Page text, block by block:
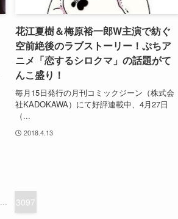
花江夏樹＆梅原裕一郎W主演で紡ぐ
空前絶後のラブストーリー！ぷちア
ニメ「恋するシロクマ」の話題がて
んこ盛り！
毎月15日発行の月刊コミックジーン（株式会
社KADOKAWA）にて好評連載中、4月27日
（...
2018.4.13
... 3097